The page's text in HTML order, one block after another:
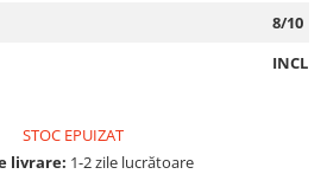
8/10
INCLUS
STOC EPUIZAT
livrare: 1-2 zile lucrătoare